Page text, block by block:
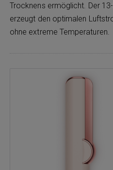
Trocknens ermöglicht. Der
erzeugt den optimalen
ohne extreme Temperaturen.